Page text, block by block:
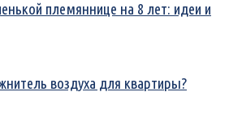
племяннице на 8 лет: идеи и
воздуха для квартиры?